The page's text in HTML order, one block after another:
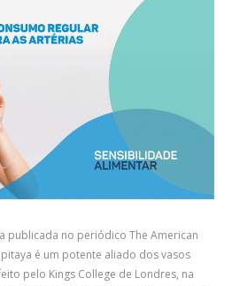
publicada no periódico The American
é um potente aliado dos vasos
pelo Kings College de Londres, na